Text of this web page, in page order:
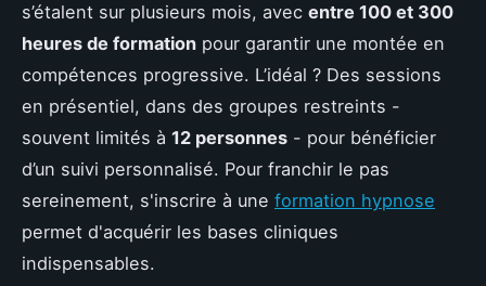
s’étalent sur plusieurs mois, avec entre 100 et 300
heures de formation pour garantir une montée en
compétences progressive. L’idéal ? Des sessions
en présentiel, dans des groupes restreints -
souvent limités à 12 personnes - pour bénéficier
d’un suivi personnalisé. Pour franchir le pas
sereinement, s'inscrire à une formation hypnose
permet d'acquérir les bases cliniques
indispensables.